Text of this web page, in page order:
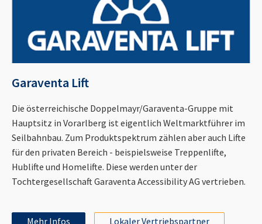
Garaventa Lift
Die österreichische Doppelmayr/Garaventa-Gruppe mit
Hauptsitz in Vorarlberg ist eigentlich Weltmarktführer im
Seilbahnbau. Zum Produktspektrum zählen aber auch Lifte
für den privaten Bereich - beispielsweise Treppenlifte,
Hublifte und Homelifte. Diese werden unter der
Tochtergesellschaft Garaventa Accessibility AG vertrieben.
Mehr Infos Lokaler Vertriebspartner